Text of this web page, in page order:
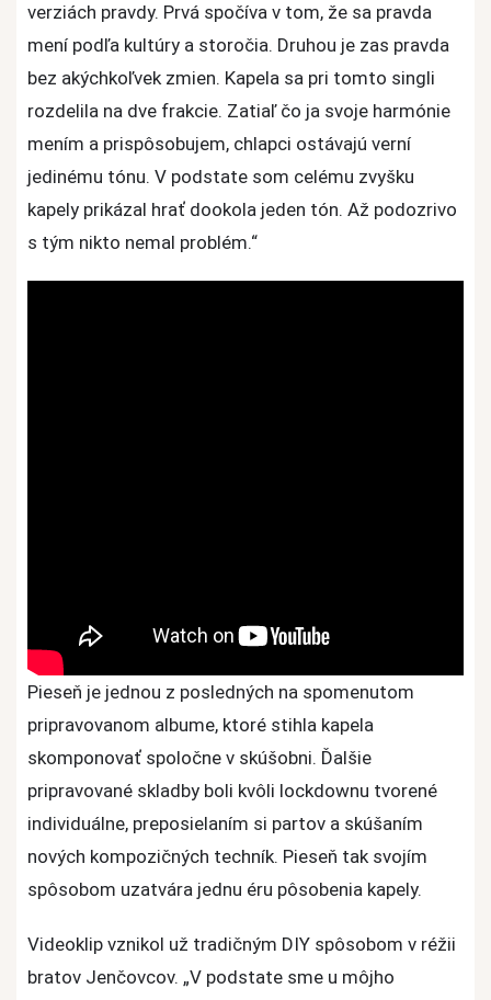
verziách pravdy. Prvá spočíva v tom, že sa pravda
mení podľa kultúry a storočia. Druhou je zas pravda
bez akýchkoľvek zmien. Kapela sa pri tomto singli
rozdelila na dve frakcie. Zatiaľ čo ja svoje harmónie
mením a prispôsobujem, chlapci ostávajú verní
jedinému tónu. V podstate som celému zvyšku
kapely prikázal hrať dookola jeden tón. Až podozrivo
s tým nikto nemal problém.“
Pieseň je jednou z posledných na spomenutom
pripravovanom albume, ktoré stihla kapela
skomponovať spoločne v skúšobni. Ďalšie
pripravované skladby boli kvôli lockdownu tvorené
individuálne, preposielaním si partov a skúšaním
nových kompozičných techník. Pieseň tak svojím
spôsobom uzatvára jednu éru pôsobenia kapely.
Videoklip vznikol už tradičným DIY spôsobom v réžii
bratov Jenčovcov. „V podstate sme u môjho